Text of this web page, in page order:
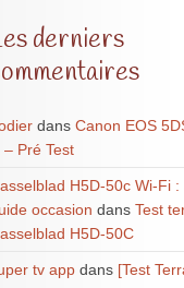
derniers
dans Canon EOS
– Pré Test
H5D-50c Wi-Fi
occasion dans Test
H5D-50C
tv appdans [Test